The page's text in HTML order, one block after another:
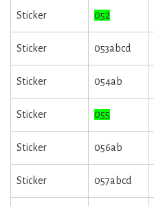
Sticker 052
Sticker 053abcd
Sticker 054ab
Sticker 055
Sticker 056ab
Sticker 057abcd